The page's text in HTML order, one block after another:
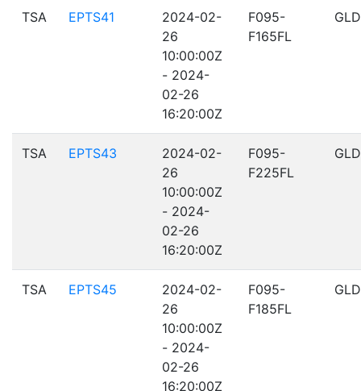
TSA EPTS41
2024-02-
26
10:00:00Z
- 2024-
02-26
16:20:00Z
F095-
F165FL
GLD
TSA EPTS43
2024-02-
26
10:00:00Z
- 2024-
02-26
16:20:00Z
F095-
F225FL
GLD
TSA EPTS45
2024-02-
26
10:00:00Z
- 2024-
02-26
16:20:00Z
F095-
F185FL
GLD